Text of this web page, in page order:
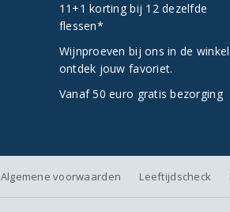
11+1 korting bij 12 dezelfde
flessen*
Wijnproeven bij ons in de winkel:
ontdek jouw favoriet.
Vanaf 50 euro gratis bezorging
Algemene voorwaarden Leeftijdscheck